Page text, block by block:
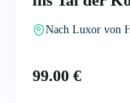
Nach Luxor von
99.00 €